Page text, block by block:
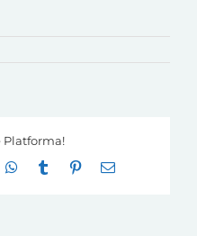
Platforma!
WhatsApp
Tumblr Pinterest
E-